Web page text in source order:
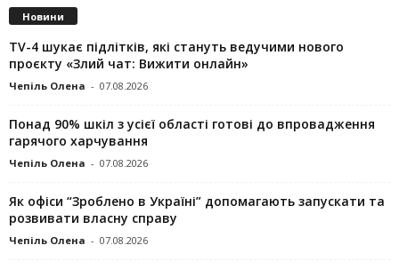
Новини
TV-4 шукає підлітків, які стануть ведучими нового
проєкту «Злий чат: Вижити онлайн»
Чепіль Олена - 07.08.2026
Понад 90% шкіл з усієї області готові до впровадження
гарячого харчування
Чепіль Олена - 07.08.2026
Як офіси “Зроблено в Україні” допомагають запускaти та
розвивати власну справу
Чепіль Олена - 07.08.2026